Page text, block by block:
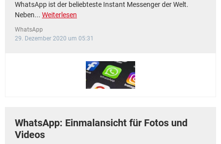
WhatsApp ist der beliebteste Instant Messenger der Welt.
Neben... Weiterlesen
WhatsApp
29. Dezember 2020 um 05:31
WhatsApp: Einmalansicht für Fotos und
Videos